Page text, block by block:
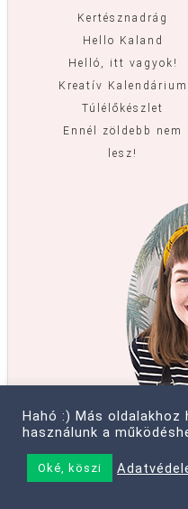
Kertésznadrág
Hello Kaland
Helló, itt vagyok!
Kreatív Kalendárium
Túlélőkészlet
Ennél zöldebb nem
lesz!
TETSZETT
Hahó :) Más
használunk a
Oké, köszi